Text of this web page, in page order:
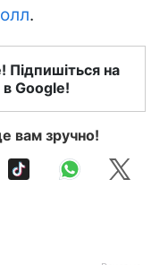
.
Підпишіться на
в Google!
вам зручно!